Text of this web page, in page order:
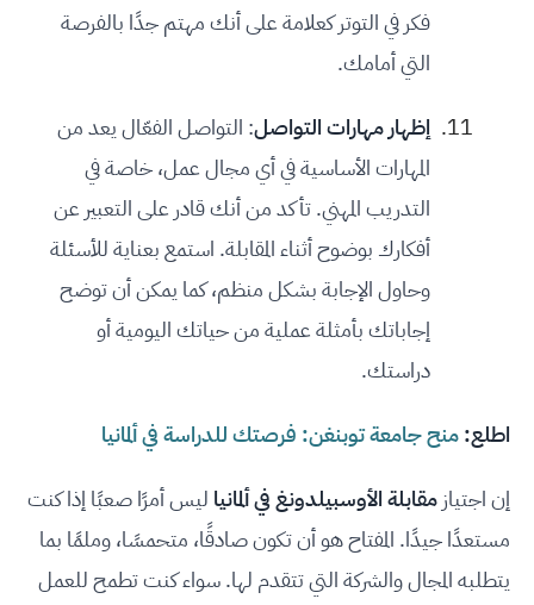
فكر في التوتر كعلامة على أنك مهتم جدًا بالفرصة
التي أمامك.
إظهار مهارات التواصل: التواصل الفعّال يعد من
المهارات الأساسية في أي مجال عمل، خاصة في
التدريب المهني. تأكد من أنك قادر على التعبير عن
أفكارك بوضوح أثناء المقابلة. استمع بعناية للأسئلة
وحاول الإجابة بشكل منظم، كما يمكن أن توضح
إجاباتك بأمثلة عملية من حياتك اليومية أو
دراستك.
اطلع:منح جامعة توبنغن: فرصتك للدراسة في ألمانيا
إن اجتيازمقابلة الأوسبيلدونغ في ألمانيا ليس أمرًا صعبًا إذا كنت
مستعدًا جيدًا. المفتاح هو أن تكون صادقًا، متحمسًا، وملمًا بما
يتطلبه المجال والشركة التي تتقدم لها. سواء كنت تطمح للعمل